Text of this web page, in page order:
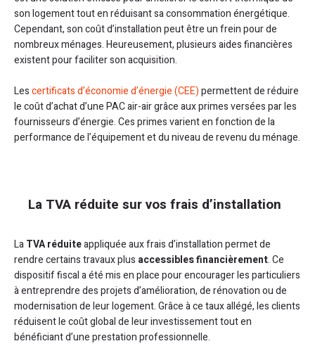
son logement tout en réduisant sa consommation énergétique.
Cependant, son coût d’installation peut être un frein pour de
nombreux ménages. Heureusement, plusieurs aides financières
existent pour faciliter son acquisition.
Lescertificats d’économie d’énergie (CEE)permettent de réduire
le coût d’achat d’une PAC air-air grâce aux primes versées par les
fournisseurs d’énergie. Ces primes varient en fonction de la
performance de l’équipement et du niveau de revenu du ménage.
La TVA réduite sur vos frais d’installation
LaTVA réduiteappliquée aux frais d’installation permet de
rendre certains travaux plus accessibles financièrement. Ce
dispositif fiscal a été mis en place pour encourager les particuliers
à entreprendre des projets d’amélioration, de rénovation ou de
modernisation de leur logement. Grâce à ce taux allégé, les clients
réduisent le coût global de leur investissement tout en
bénéficiant d’une prestation professionnelle.